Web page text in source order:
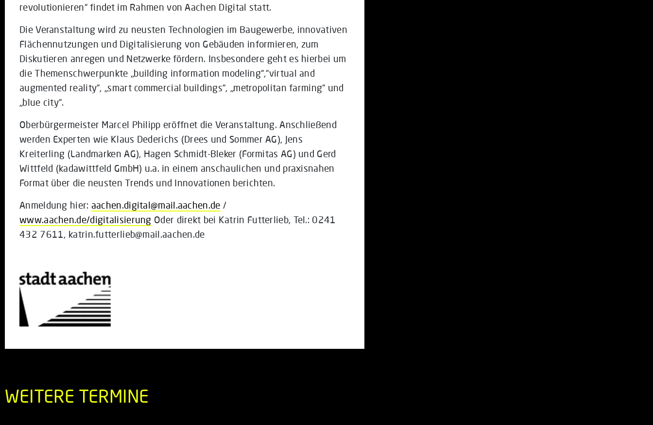
revolutionieren“ findet im Rahmen von Aachen Digital statt.
Die Veranstaltung wird zu neusten Technologien im Baugewerbe, innovativen
Flächennutzungen und Digitalisierung von Gebäuden informieren, zum
Diskutieren anregen und Netzwerke fördern. Insbesondere geht es hierbei um
die Themenschwerpunkte „building information modeling“,“virtual and
augmented reality“, „smart commercial buildings“, „metropolitan farming“ und
„blue city“.
Oberbürgermeister Marcel Philipp eröffnet die Veranstaltung. Anschließend
werden Experten wie Klaus Dederichs (Drees und Sommer AG), Jens
Kreiterling (Landmarken AG), Hagen Schmidt-Bleker (Formitas AG) und Gerd
Wittfeld (kadawittfeld GmbH) u.a. in einem anschaulichen und praxisnahen
Format über die neusten Trends und Innovationen berichten.
Anmeldung hier: aachen.digital@mail.aachen.de /
www.aachen.de/digitalisierung Oder direkt bei Katrin Futterlieb, Tel.: 0241
432 7611, katrin.futterlieb@mail.aachen.de
WEITERE TERMINE